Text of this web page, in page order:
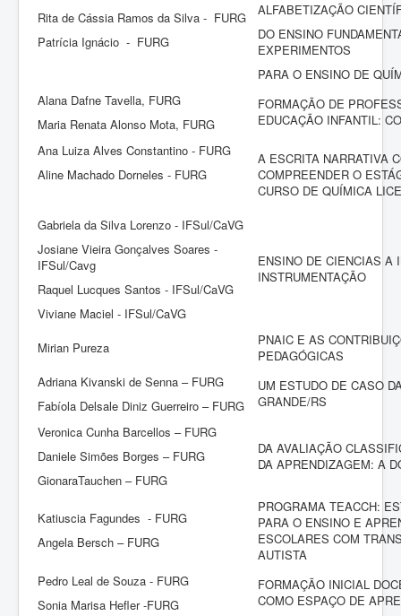
Rita de Cássia Ramos da Silva - FURG
Patrícia Ignácio - FURG
ALFABETIZAÇÃO
DO ENSINO
EXPERIMENTOS
PARA O ENSINO DE
Alana Dafne Tavella, FURG
Maria Renata Alonso Mota, FURG
FORMAÇÃO DE
EDUCAÇÃO INFANTIL:
Ana Luiza Alves Constantino - FURG
Aline Machado Dorneles - FURG
A ESCRITA NARRATIVA
COMPREENDER O
CURSO DE QUÍMICA
Gabriela da Silva Lorenzo - IFSul/CaVG
Josiane Vieira Gonçalves Soares -
IFSul/Cavg
Raquel Lucques Santos - IFSul/CaVG
Viviane Maciel - IFSul/CaVG
ENSINO DE CIENCIAS A
INSTRUMENTAÇÃO
Mirian Pureza
PNAIC E AS
PEDAGÓGICAS
Adriana Kivanski de Senna – FURG
Fabíola Delsale Diniz Guerreiro – FURG
UM ESTUDO DE CASO
GRANDE/RS
Veronica Cunha Barcellos – FURG
Daniele Simões Borges – FURG
GionaraTauchen – FURG
DA AVALIAÇÃO
DA APRENDIZAGEM: A
Katiuscia Fagundes - FURG
Angela Bersch – FURG
PROGRAMA TEACCH:
PARA O ENSINO E
ESCOLARES COM
AUTISTA
Pedro Leal de Souza - FURG
Sonia Marisa Hefler -FURG
FORMAÇÃO INICIAL
COMO ESPAÇO DE